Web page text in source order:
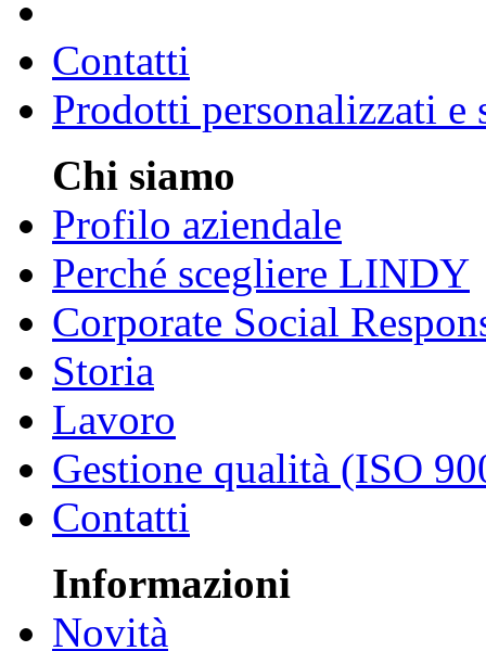
Contatti
Prodotti personalizzati e
Chi siamo
Profilo aziendale
Perché scegliere LINDY
Corporate Social
Storia
Lavoro
Gestione qualità (ISO
Contatti
Informazioni
Novità